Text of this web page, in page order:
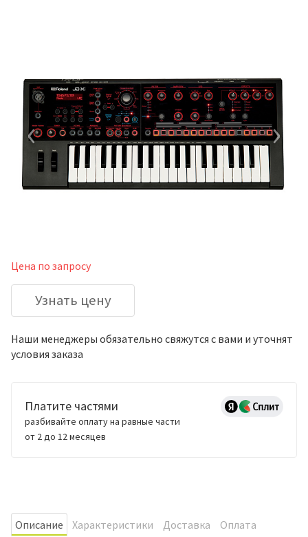
‹ ›
Цена по запросу
Узнать цену
Наши менеджеры обязательно свяжутся с вами и уточнят
условия заказа
Платите частями
разбивайте оплату на равные части
от 2 до 12 месяцев
Oписание Характеристики Доставка Оплата